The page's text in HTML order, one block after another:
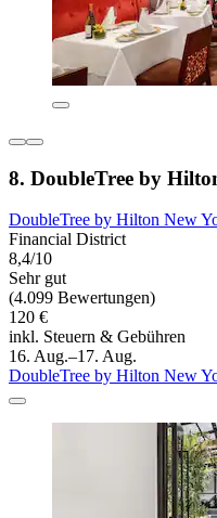
8. DoubleTree by
DoubleTree by Hilton New
Financial District
8,4/10
Sehr gut
(4.099 Bewertungen)
120 €
inkl. Steuern & Gebühren
16. Aug.–17. Aug.
DoubleTree by Hilton New